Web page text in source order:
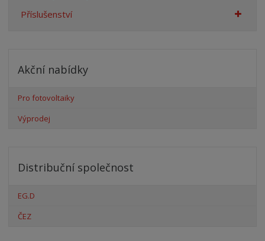
Příslušenství
Akční nabídky
Pro fotovoltaiky
Výprodej
Distribuční společnost
EG.D
ČEZ